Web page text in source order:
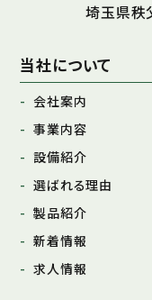
埼玉県秩
当社について
会社案内
事業内容
設備紹介
選ばれる理由
製品紹介
新着情報
求人情報